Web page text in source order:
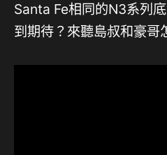
Santa Fe相同的N3系列
到期待？來聽島叔和豪哥